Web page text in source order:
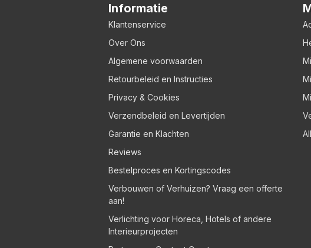
Informatie
Klantenservice
Over Ons
Algemene voorwaarden
Retourbeleid en Instructies
Privacy & Cookies
Verzendbeleid en Levertijden
Garantie en Klachten
Reviews
Bestelproces en Kortingscodes
Verbouwen of Verhuizen? Vraag een offerte
aan!
Verlichting voor Horeca, Hotels of andere
Interieurprojecten